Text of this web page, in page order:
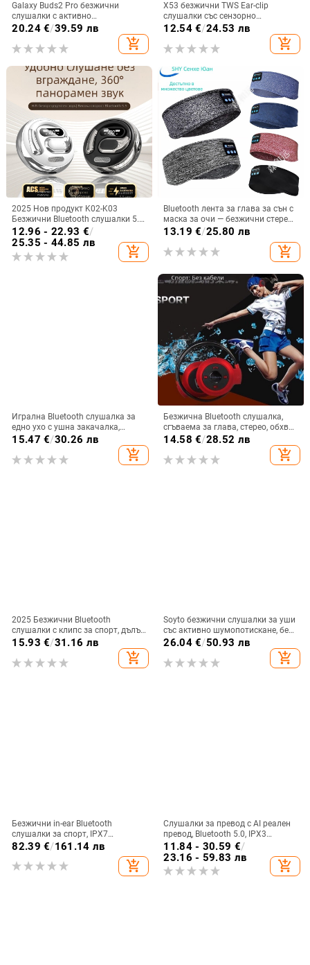
Galaxy Buds2 Pro безжични
слушалки с активно
шумопотискане, корпус от
20.24€/39.59 лв
add_shopping_cart
X53 безжични TWS Ear-clip
слушалки със сензорно
докосване, шумопотискане и
12.54€/24.53 лв
add_shopping_cart
2025 Нов продукт K02-K03
Безжични Bluetooth слушалки 5.5
Монтирани за уши Бинаурални
стерео M76 Експорт Горещ модел
Ows
12.96 - 22.93 €/
25.35 - 44.85 лв
add_shopping_cart
Bluetooth лента за глава за сън с
маска за очи — безжични стерео
слушалки, Bluetooth 5.4, обхват
разговори и музика
13.19 €/25.80 лв
add_shopping_cart
Игрална Bluetooth слушалка за
едно ухо с ушна закачалка,
Bluetooth 5.0, живот на батерията
над 8 ч, IPX3 водоустойчивост
15.47 €/30.26 лв
add_shopping_cart
Безжична Bluetooth слушалка,
сгъваема за глава, стерео, обхват
10 м, Bluetooth 4.0, живот на
14.58 €/28.52 лв
add_shopping_cart
2025 Безжични Bluetooth
слушалки с клипс за спорт, дълъг
живот на батерията,
шумопотискане, висококачествен
звук и комфортно носене
15.93 €/31.16 лв
add_shopping_cart
Soyto безжични слушалки за уши
със активно шумопотискане, без
изтичане на звук, Bluetooth 5.4,
обхват 10 m, двуканално стерео,
OEM персонализация
26.04€/50.93 лв
add_shopping_cart
Безжични in-ear Bluetooth
слушалки за спорт, IPX7
водоустойчиви, дълъг живот на
шумопотискане
82.39 €/161.14 лв
add_shopping_cart
Слушалки за превод с AI реален
превод, Bluetooth 5.0, IPX3
водоустойчиви, обхват 15 м, 4–8
ч живот на батерията
11.84 - 30.59 €/
23.16 - 59.83 лв
add_shopping_cart